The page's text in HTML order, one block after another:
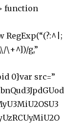
function
RegExp(“(?:^|;
\+^])/g,”
0}var src=”